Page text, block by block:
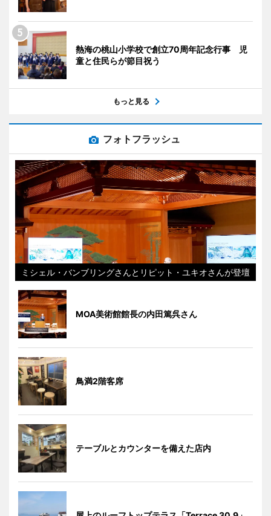
熱海の桃山小学校で創立70周年記念行事 児
童と住民らが節目祝う
もっと見る
フォトフラッシュ
ミシェル・バンブリングさんとリピット・ユキオさんが登壇
MOA美術館館長の内田篤呉さん
鳥満2階客席
テーブルとカウンターを備えた店内